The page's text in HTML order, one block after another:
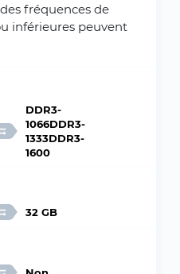
fréquences de
inférieures peuvent
DDR3-
1066DDR3-
1333DDR3-
1600
32 GB